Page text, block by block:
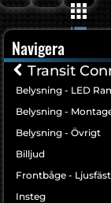
Navigera
Transit
Belysning - LED
Belysning -
Belysning - Övrigt
Billjud
Frontbåge -
Insteg